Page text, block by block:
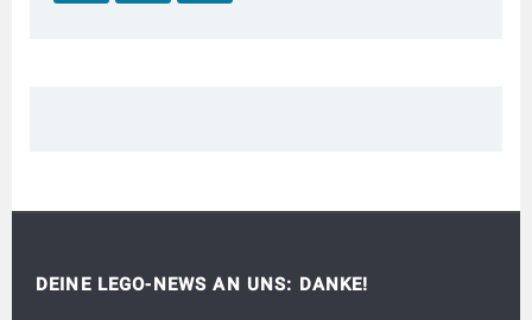
DEINE LEGO-NEWS AN UNS: DANKE!